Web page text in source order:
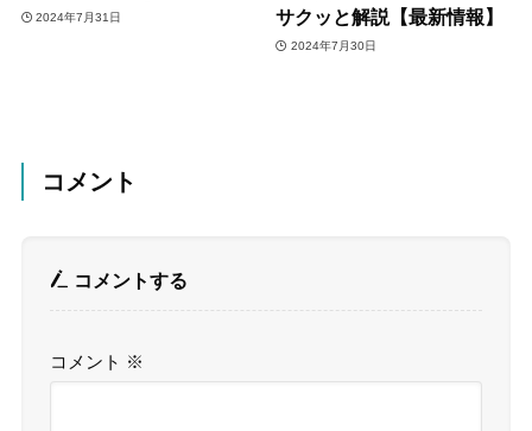
2024年7月31日
サクッと解説【最新情報】
2024年7月30日
コメント
コメントする
コメント ※